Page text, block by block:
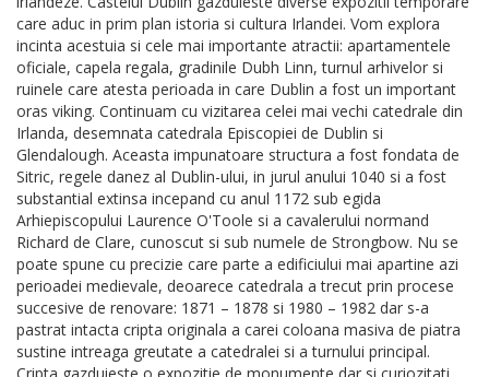
care aduc in prim plan istoria si cultura Irlandei. Vom explora
incinta acestuia si cele mai importante atractii: apartamentele
oficiale, capela regala, gradinile Dubh Linn, turnul arhivelor si
ruinele care atesta perioada in care Dublin a fost un important
oras viking. Continuam cu vizitarea celei mai vechi catedrale din
Irlanda, desemnata catedrala Episcopiei de Dublin si
Glendalough. Aceasta impunatoare structura a fost fondata de
Sitric, regele danez al Dublin-ului, in jurul anului 1040 si a fost
substantial extinsa incepand cu anul 1172 sub egida
Arhiepiscopului Laurence O'Toole si a cavalerului normand
Richard de Clare, cunoscut si sub numele de Strongbow. Nu se
poate spune cu precizie care parte a edificiului mai apartine azi
perioadei medievale, deoarece catedrala a trecut prin procese
succesive de renovare: 1871 – 1878 si 1980 – 1982 dar s-a
pastrat intacta cripta originala a carei coloana masiva de piatra
sustine intreaga greutate a catedralei si a turnului principal.